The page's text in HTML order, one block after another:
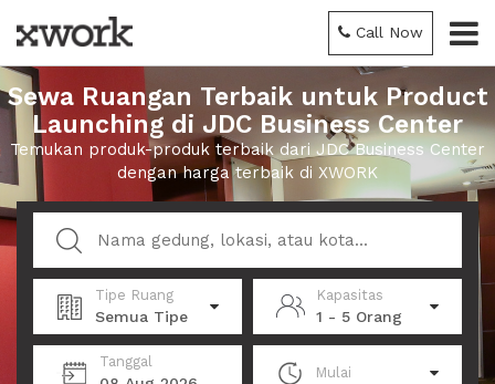
Call Now
Sewa Ruangan Terbaik untuk Product
Launching di JDC Business Center
Temukan produk-produk terbaik dari JDC Business Center
dengan harga terbaik di XWORK
Tipe Ruang
Semua Tipe
Kapasitas
1 - 5 Orang
Tanggal
Mulai